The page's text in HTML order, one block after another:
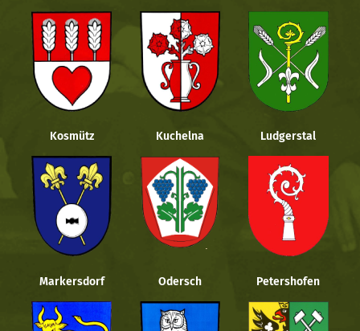
Kosmütz Kuchelna Ludgerstal
Markersdorf Odersch Petershofen